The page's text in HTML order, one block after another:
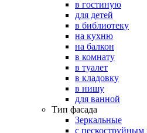
в гостиную
для детей
в библиотеку
на кухню
на балкон
в комнату
в туалет
в кладовку
в нишу
для ванной
Тип фасада
Зеркальные
с пескоструйным